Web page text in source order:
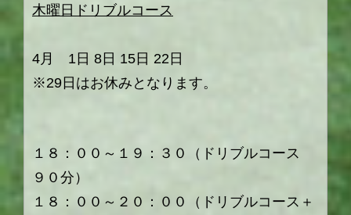
木曜日 ドリブルコース
4月 1日 8日 15日 22日
※29日はお休みとなります。
１８：００～１９：３０（ドリブルコース
９０分）
１８：００～２０：００（ドリブルコース＋